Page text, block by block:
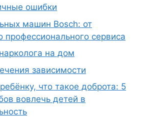
ошибки
машин Bosch: от
профессионального сервиса
на дом
зависимости
что такое доброта: 5
вовлечь детей в